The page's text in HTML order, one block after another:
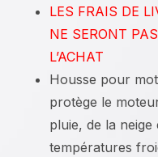
LES FRAIS DE
NE SERONT
L’ACHAT
Housse pour
protège le
pluie, de la
températures